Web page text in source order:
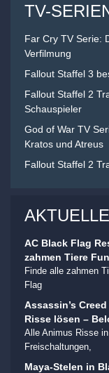
TV-
Far Cry TV Serie:
Verfilmung
Fallout Staffel 3
Fallout Staffel 2
Schauspieler
God of War TV
Kratos und Atreus
Fallout Staffel 2
AC Black Flag
zahmen Tiere
Finde alle zahmen
Flag
Assassin’s
Risse lösen –
Alle Animus Risse
Freischaltungen,
Maya-Stelen in